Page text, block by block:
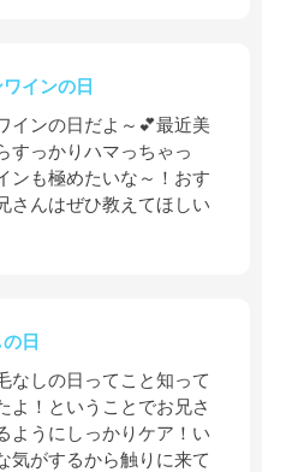
インの日
インの日だよ～💕最近美
すっかりハマっちゃっ
も極めたいな～！おす
さんはぜひ教えてほしい
日
なしの日ってこと知って
よ！ということでお兄さ
ようにしっかりケア！い
気がするから触りに来て